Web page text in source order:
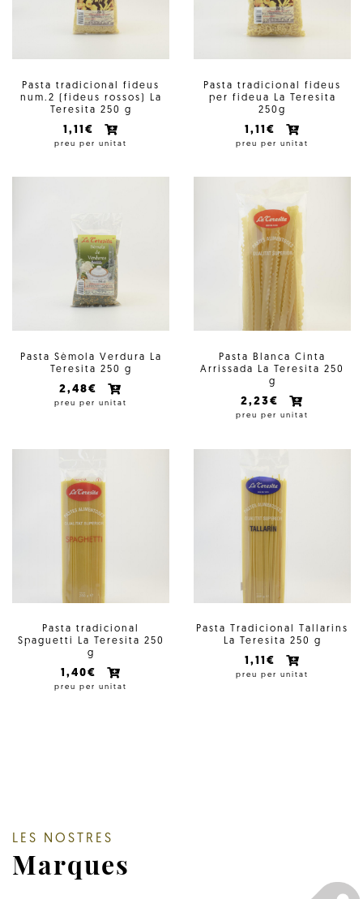
Pasta tradicional fideus
num.2 (fideus rossos) La
Teresita 250 g
1,11€
preu per unitat
Pasta tradicional fideus
per fideua La Teresita
250g
1,11€
preu per unitat
Pasta Sèmola Verdura La
Teresita 250 g
2,48€
preu per unitat
Pasta Blanca Cinta
Arrissada La Teresita 250
g
2,23€
preu per unitat
Pasta tradicional
Spaguetti La Teresita 250
g
1,40€
preu per unitat
Pasta Tradicional Tallarins
La Teresita 250 g
1,11€
preu per unitat
LES NOSTRES
Marques